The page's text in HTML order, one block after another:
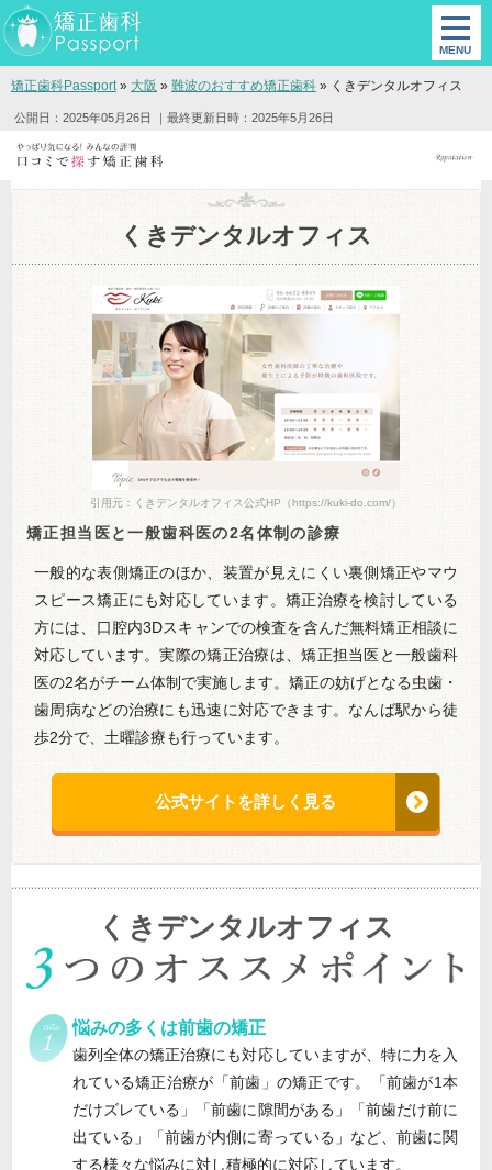
矯正歯科Passport» 大阪 » 難波のおすすめ矯正歯科 » くきデンタルオフィス
公開日：2025年05月26日 ｜最終更新日時：2025年5月26日
くきデンタルオフィス
引用元：くきデンタルオフィス公式HP（https://kuki-do.com/）
矯正担当医と一般歯科医の2名体制の診療
一般的な表側矯正のほか、装置が見えにくい裏側矯正やマウ
スピース矯正にも対応しています。矯正治療を検討している
方には、口腔内3Dスキャンでの検査を含んだ無料矯正相談に
対応しています。実際の矯正治療は、矯正担当医と一般歯科
医の2名がチーム体制で実施します。矯正の妨げとなる虫歯・
歯周病などの治療にも迅速に対応できます。なんば駅から徒
歩2分で、土曜診療も行っています。
公式サイトを詳しく見る
くきデンタルオフィス
悩みの多くは前歯の矯正
歯列全体の矯正治療にも対応していますが、特に力を入
れている矯正治療が「前歯」の矯正です。「前歯が1本
だけズレている」「前歯に隙間がある」「前歯だけ前に
出ている」「前歯が内側に寄っている」など、前歯に関
する様々な悩みに対し積極的に対応しています。